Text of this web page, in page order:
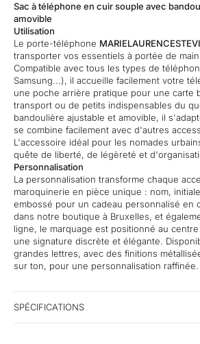
Sac à téléphone en cuir souple avec
amovible
Utilisation
Le porte-téléphone
transporter vos essentiels à portée de
Compatible avec tous les types de
Samsung...), il accueille facilement votre
une poche arrière pratique pour une carte
transport ou de petits indispensables du
bandoulière ajustable et amovible, il
se combine facilement avec d'autres
L'accessoire idéal pour les nomades
quête de liberté, de légèreté et
Personnalisation
La personnalisation transforme chaque
maroquinerie en pièce unique : nom,
embossé pour un cadeau personnalisé en
dans notre boutique à Bruxelles, et
ligne, le marquage est positionné au
une signature discrète et élégante.
grandes lettres, avec des finitions
sur ton, pour une personnalisation raffinée.
SPÉCIFICATIONS